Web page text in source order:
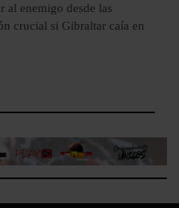
al enemigo desde las
crucial si Gibraltar caía en